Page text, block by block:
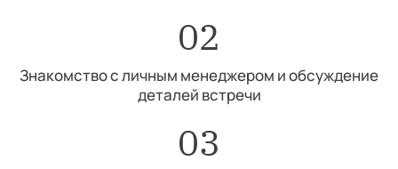
02
Знакомство с личным менеджером и обсуждение
деталей встречи
03